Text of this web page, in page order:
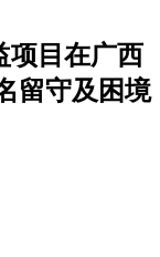
项目在广西
留守及困境